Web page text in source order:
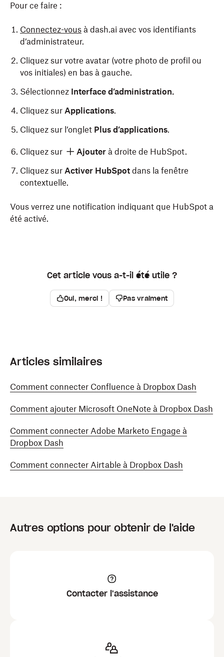
Pour ce faire :
Connectez-vous à dash.ai avec vos identifiants
d’administrateur.
Cliquez sur votre avatar (votre photo de profil ou
vos initiales) en bas à gauche.
Sélectionnez Interface d’administration.
Cliquez sur Applications.
Cliquez sur l’onglet Plus d’applications.
Cliquez sur Ajouter à droite de HubSpot.
Cliquez sur Activer HubSpot dans la fenêtre
contextuelle.
Vous verrez une notification indiquant que HubSpot a
été activé.
Cet article vous a-t-il été utile ?
Oui, merci ! Pas vraiment
Articles similaires
Comment connecter Confluence à Dropbox Dash
Comment ajouter Microsoft OneNote à Dropbox Dash
Comment connecter Adobe Marketo Engage à
Dropbox Dash
Comment connecter Airtable à Dropbox Dash
Autres options pour obtenir de l'aide
Contacter l'assistance